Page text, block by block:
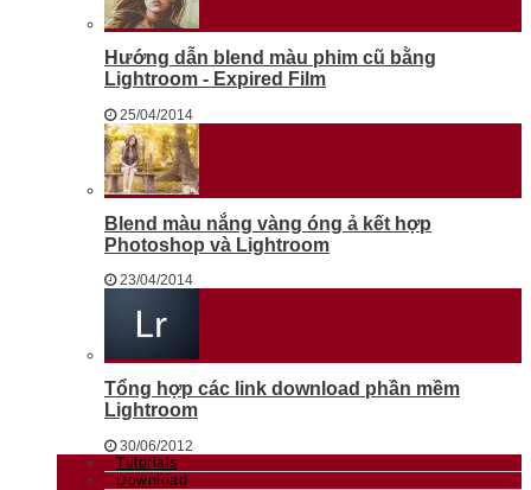
Hướng dẫn blend màu phim cũ bằng
Lightroom - Expired Film
25/04/2014
Blend màu nắng vàng óng ả kết hợp
Photoshop và Lightroom
23/04/2014
Tổng hợp các link download phần mềm
Lightroom
30/06/2012
Tutorials
Download